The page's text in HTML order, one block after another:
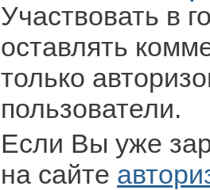
Участвовать в
оставлять
только
пользователи.
Если Вы уже
на сайте